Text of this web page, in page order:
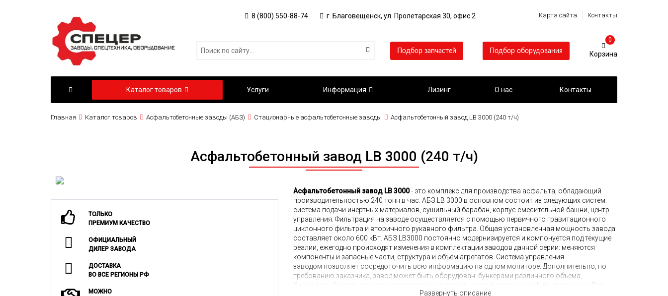
8 (800) 550-88-74 г. Благовещенск, ул. Пролетарская 30, офис 2 Карта сайта Контакты
Подбор запчастей Подбор оборудования
0
Каталог товаров Услуги Информация Лизинг О нас Контакты
Главная Каталог товаров Асфальтобетонные заводы (АБЗ) Стационарные асфальтобетонные заводы Асфальтобетонный завод LB 3000 (240 т/ч)
Асфальтобетонный завод LB 3000 (240 т/ч)
ТОЛЬКО
ПРЕМИУМ КАЧЕСТВО
ОФИЦИАЛЬНЫЙ
ДИЛЕР ЗАВОДА
ДОСТАВКА
ВО ВСЕ РЕГИОНЫ РФ
МОЖНО
Асфальтобетонный завод LB 3000- это комплекс для производства асфальта, обладающий
производительностью 240 тонн в час. АБЗ LB 3000 в основном состоит из следующих систем:
система подачи инертных материалов, сушильный барабан, корпус смесительной башни, центр
управления. Фильтрация на заводе осуществляется с помощью первичного гравитационного
циклонного фильтра и вторичного рукавного фильтра. Общая установленная мощность завода
составляет около 600 кВт. АБЗ LB3000 постоянно модернизируется и компонуется под текущие
реалии, ежегодно происходят изменения в комплектации заводов данной серии: меняются
компоненты и запасные части, структура и объём агрегатов. Система управления
заводом позволяет сосредоточить всю информацию на одном мониторе. Дополнительно, по
требованию заказчика, завод может быть оборудован: бункерами различного объёма,
битумными баками, силосами под порошок и отходы, дополнительными фильтрами и т.д. Для
Развернуть описание